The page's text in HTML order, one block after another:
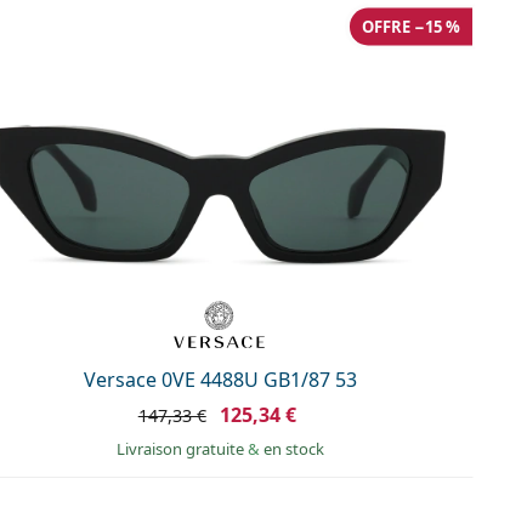
Versace 0VE 4488U GB1/87 53
OFFRE −15 %
147,33 € 125,34 €
Livraison gratuite& en stock